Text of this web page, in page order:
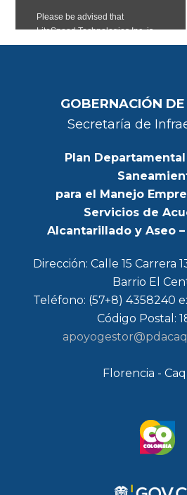
GOBERNACIÓN
Secretaría de
Plan
para el Manejo
Servicios de
Alcantarillado y Aseo –
Dirección: Calle 15 Carrera
Barrio El
Teléfono: (57+8) 4358240
Código Postal:
Florencia -